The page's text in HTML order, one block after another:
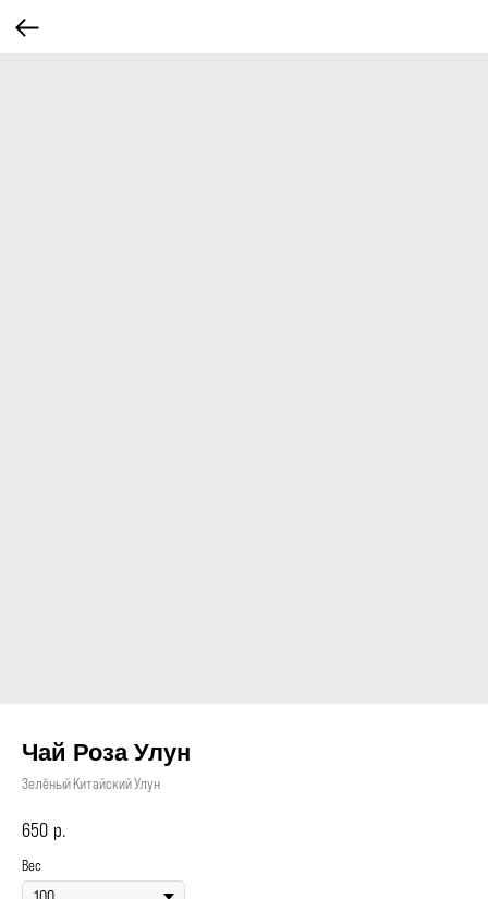
Чай Роза Улун
Зелёный Китайский Улун
650 р.
Вес